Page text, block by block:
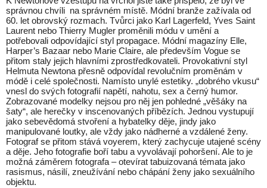
správnou chvíli na správném místě. Módní branže zažívala od
60. let obrovský rozmach. Tvůrci jako Karl Lagerfeld, Yves Saint
Laurent nebo Thierry Mugler proměnili módu v umění a
potřebovali odpovídající styl propagace. Módní magazíny Elle,
Harper’s Bazaar nebo Marie Claire, ale především Vogue se
přitom staly jejich hlavními zprostředkovateli. Provokativní styl
Helmuta Newtona přesně odpovídal revolučním proměnám v
módě i celé společnosti. Namísto unylé estetiky. „dobrého vkusu“
vnesl do svých fotografií napětí, nahotu, sex a černý humor.
Zobrazované modelky nejsou pro něj jen pohledné „věšáky na
šaty“, ale herečky v inscenovaných příbězích. Jednou vystupují
jako sebevědomá stvoření a hybatelky děje, jindy jako
manipulované loutky, ale vždy jako nádherné a vzdálené ženy.
Fotograf se přitom stává voyerem, který zachycuje utajené scény
a děje. Jeho fotografie boří tabu a vyvolávají pohoršení. Ale to je
možná záměrem fotografa – otevírat tabuizovaná témata jako
rasismus, násilí, zneužívání nebo chápání ženy jako sexuálního
objektu.